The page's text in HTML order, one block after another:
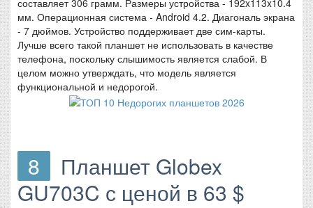
составляет 306 грамм. Размеры устройства - 192x113x10.4
мм. Операционная система - Android 4.2. Диагональ экрана
- 7 дюймов. Устройство поддерживает две сим-карты.
Лучше всего такой планшет не использовать в качестве
телефона, поскольку слышимость является слабой. В
целом можно утверждать, что модель является
функциональной и недорогой.
8
Планшет Globex
GU703C с ценой в 63 $